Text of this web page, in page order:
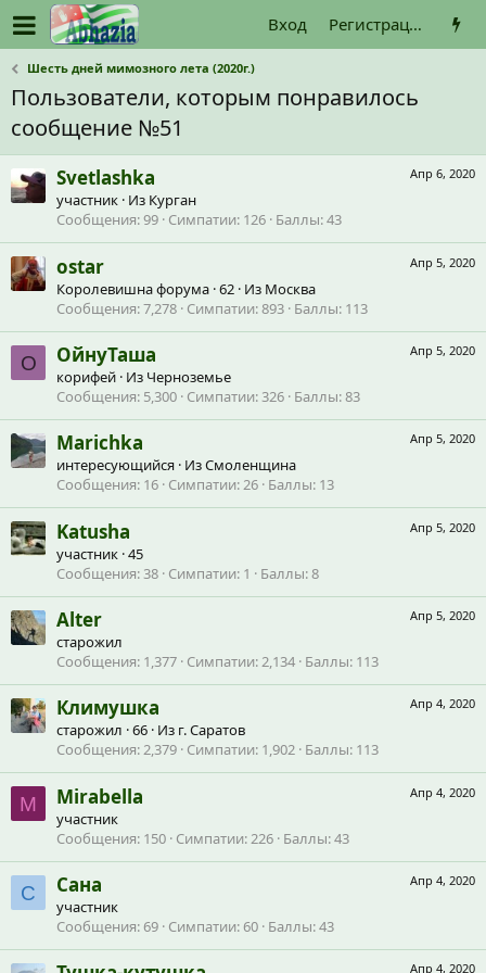
Вход Регистрация
Шесть дней мимозного лета (2020г.)
Пользователи, которым понравилось
сообщение №51
Апр 6, 2020
Svetlashka
участник · Из Курган
Сообщения 99 Симпатии 126 Баллы 43
Апр 5, 2020
ostar
Королевишна форума ·62 · Из Москва
Сообщения 7,278 Симпатии 893 Баллы 113
О
Апр 5, 2020
ОйнуТаша
корифей · Из Черноземье
Сообщения 5,300 Симпатии 326 Баллы 83
Апр 5, 2020
Marichka
интересующийся · ИзСмоленщина
Сообщения 16 Симпатии 26 Баллы 13
Апр 5, 2020
Katusha
участник ·45
Сообщения 38 Симпатии 1 Баллы 8
Апр 5, 2020
Alter
старожил
Сообщения 1,377 Симпатии 2,134 Баллы 113
Апр 4, 2020
Климушка
старожил ·66 · Из г. Саратов
Сообщения 2,379 Симпатии 1,902 Баллы 113
M
Апр 4, 2020
Mirabella
участник
Сообщения 150 Симпатии 226 Баллы 43
С
Апр 4, 2020
Сана
участник
Сообщения 69 Симпатии 60 Баллы 43
Апр 4, 2020